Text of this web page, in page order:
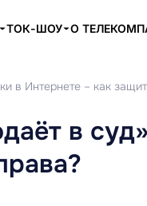
ТОК-ШОУ О
в Интернете – как
в